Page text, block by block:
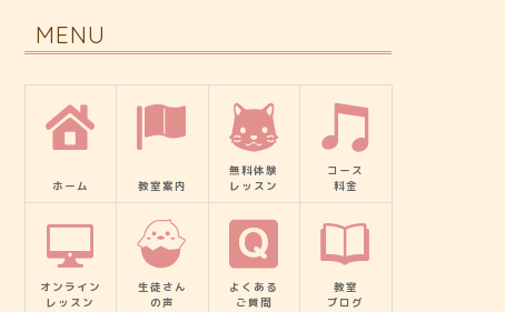
MENU
ホーム 教室案内
無料体験
レッスン
コース
料金
オンライン
レッスン
生徒さん
の声
よくある
ご質問
教室
ブログ